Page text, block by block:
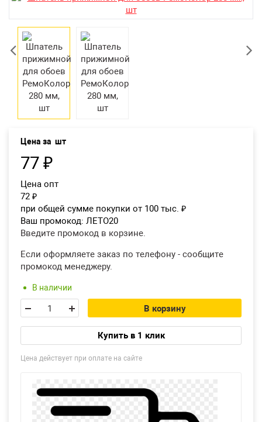
Цена за шт
77 ₽
Цена опт
72 ₽
при общей сумме покупки от 100 тыс. ₽
Ваш промокод: ЛЕТО20
Введите промокод в корзине.
Если оформляете заказ по телефону - сообщите
промокод менеджеру.
В наличии
В корзину
Купить в 1 клик
Цена действует при оплате на сайте
Оплата и Доставка
Возврат товара
Екатеринбург